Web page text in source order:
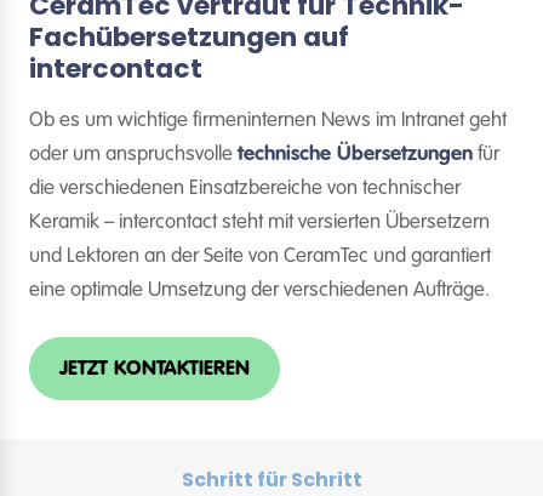
Fachübersetzungen auf
intercontact
Ob es um wichtige firmeninternen News im Intranet geht
oder um anspruchsvolletechnische Übersetzungen für
die verschiedenen Einsatzbereiche von technischer
Keramik – intercontact steht mit versierten Übersetzern
und Lektoren an der Seite von CeramTec und garantiert
eine optimale Umsetzung der verschiedenen Aufträge.
JETZT KONTAKTIEREN
Schritt für Schritt